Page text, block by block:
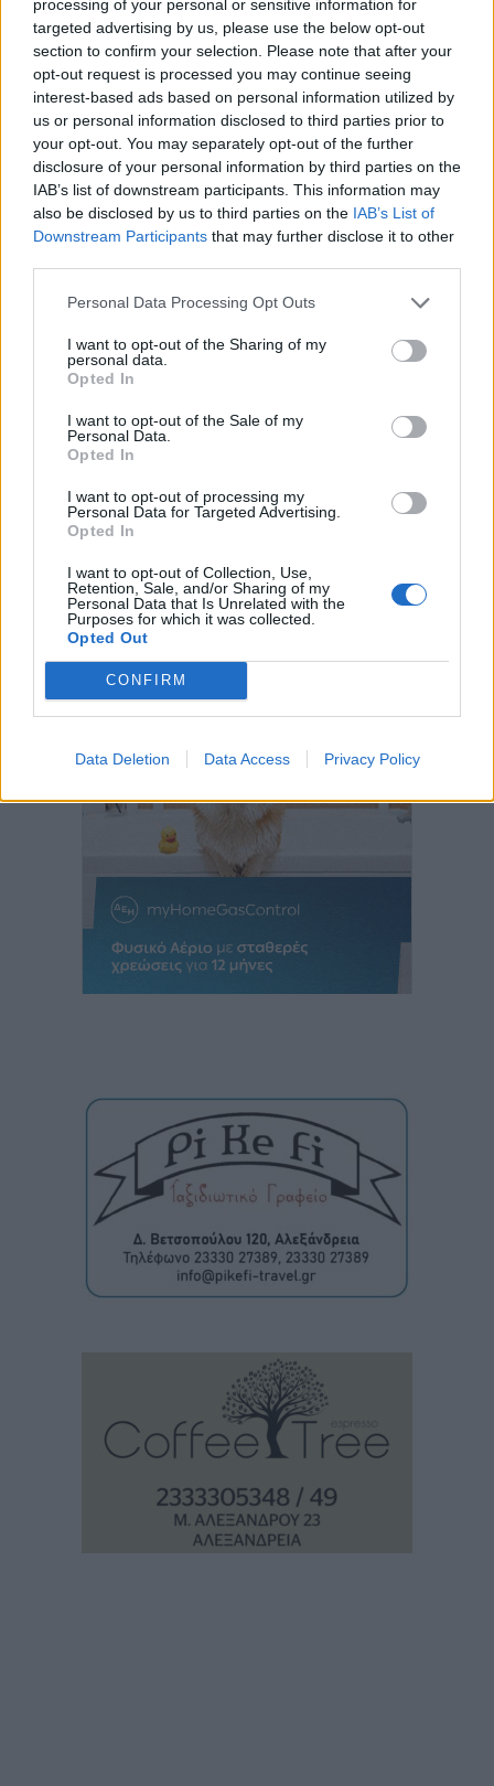
processing of your personal or sensitive information for
targeted advertising by us, please use the below opt-out
section to confirm your selection. Please note that after your
opt-out request is processed you may continue seeing
interest-based ads based on personal information utilized by
us or personal information disclosed to third parties prior to
your opt-out. You may separately opt-out of the further
disclosure of your personal information by third parties on the
IAB’s list of downstream participants. This information may
also be disclosed by us to third parties on the IAB’s List of
Downstream Participants that may further disclose it to other
Personal Data Processing Opt Outs
I want to opt-out of the Sharing of my
personal data.
Opted In
I want to opt-out of the Sale of my
Personal Data.
Opted In
I want to opt-out of processing my
Personal Data for Targeted Advertising.
Opted In
I want to opt-out of Collection, Use,
Retention, Sale, and/or Sharing of my
Personal Data that Is Unrelated with the
Purposes for which it was collected.
Opted Out
CONFIRM
Data Deletion Data Access Privacy Policy